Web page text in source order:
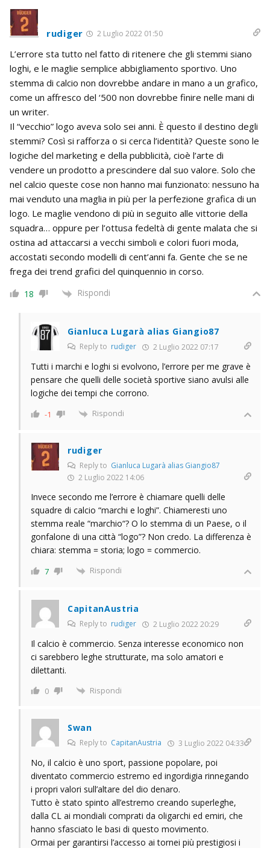
rudiger 2 Luglio 2022 01:50
L’errore sta tutto nel fatto di ritenere che gli stemmi siano
loghi, e le maglie semplice abbigliamento sportivo. Uno
stemma di calcio non dovrebbe andare in mano a un grafico,
come un affresco del ‘500 non dovrebbe finire nelle mani di
un writer.
Il “vecchio” logo aveva solo sei anni. È questo il destino degli
stemmi? Così si rafforza o si cerca l’identità? Queste sono le
logiche del marketing e della pubblicità, cioè l’arte di
vendere un prodotto a prescindere dal suo valore. Solo che
nel calcio queste cose non hanno mai funzionato: nessuno ha
mai venduto una maglia in più per la perfezione grafica di un
logo. Le maglie vendono di più in seguito alle vittorie della
squadra… oppure per l’ottusa fedeltà di gente malata che si
ostina ad attaccarsi a vecchi simboli e colori fuori moda,
accostati secondo modelli di cent’anni fa. Gente che se ne
frega dei trend grafici del quinquennio in corso.
18 Rispondi
Gianluca Lugarà alias Giangio87
Reply to rudiger 2 Luglio 2022 07:17
Tutti i marchi e loghi si evolvono, l’errore per me grave è
pensare che quelli delle società sportive siano avulsi alle
logiche dei tempi che corrono.
-1 Rispondi
rudiger
Reply to Gianluca Lugarà alias Giangio87
2 Luglio 2022 14:06
Invece secondo me l’errore è chiamare quelli delle
squadre di calcio “marchi e loghi”. Chiameresti uno
stemma reale “marchio“? O lo stemma di un Paese, o il
gonfalone di una città “logo”? Non credo. La differenza è
chiara: stemma = storia; logo = commercio.
7 Rispondi
CapitanAustria
Reply to rudiger 2 Luglio 2022 20:29
Il calcio è commercio. Senza interesse economico non
ci sarebbero leghe strutturate, ma solo amatori e
dilettanti.
0 Rispondi
Swan
Reply to CapitanAustria 3 Luglio 2022 04:33
No, il calcio è uno sport, passione popolare, poi
diventato commercio estremo ed ingordigia rinnegando
i propri valori sull’altare del dio denaro.
Tutto è stato spinto all’estremo creando superleghe,
dalla CL ai mondiali comprati da oligarchi ed emiri, che
hanno sfasciato le basi di questo movimento.
Ormai per garantirsi l’accesso ai tornei più prestigiosi i